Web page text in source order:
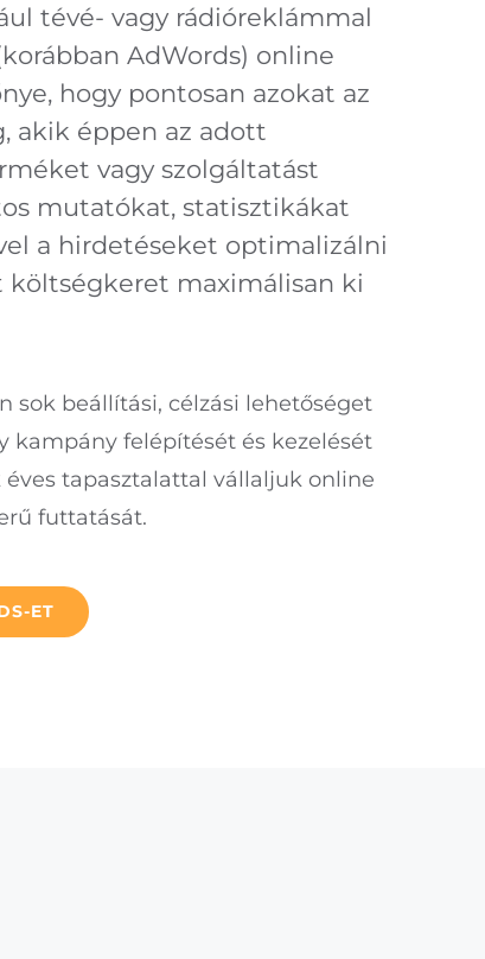
tévé- vagy rádióreklámmal
AdWords) online
hogy pontosan azokat az
akik éppen az adott
vagy szolgáltatást
mutatókat, statisztikákat
a hirdetéseket optimalizálni
költségkeret maximálisan ki
sok beállítási, célzási lehetőséget
kampány felépítését és kezelését
tapasztalattal vállaljuk online
futtatását.
ET